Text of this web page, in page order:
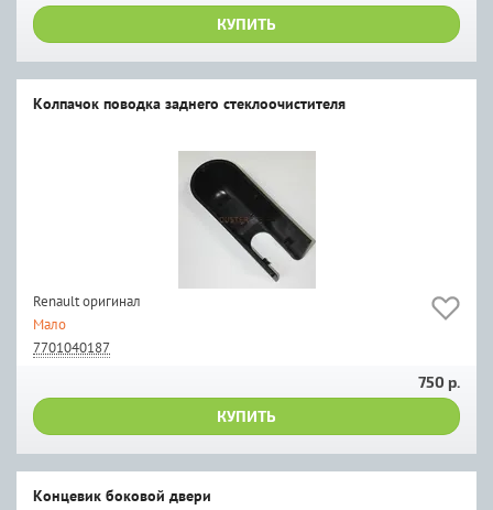
КУПИТЬ
Колпачок поводка заднего стеклоочистителя
Renault оригинал
Мало
7701040187
750 р.
КУПИТЬ
Концевик боковой двери